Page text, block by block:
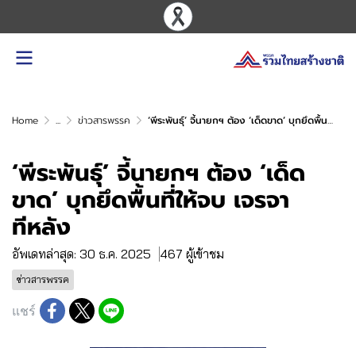
Home ... ข่าวสารพรรค ‘พีระพันธุ์’ จี้นายกฯ ต้อง ‘เด็ดขาด’ บุกยึดพื้นที่ให้จบ เจรจาทีหลัง
‘พีระพันธุ์’ จี้นายกฯ ต้อง ‘เด็ด
ขาด’ บุกยึดพื้นที่ให้จบ เจรจา
ทีหลัง
อัพเดทล่าสุด: 30 ธ.ค. 2025 467 ผู้เข้าชม
ข่าวสารพรรค
แชร์